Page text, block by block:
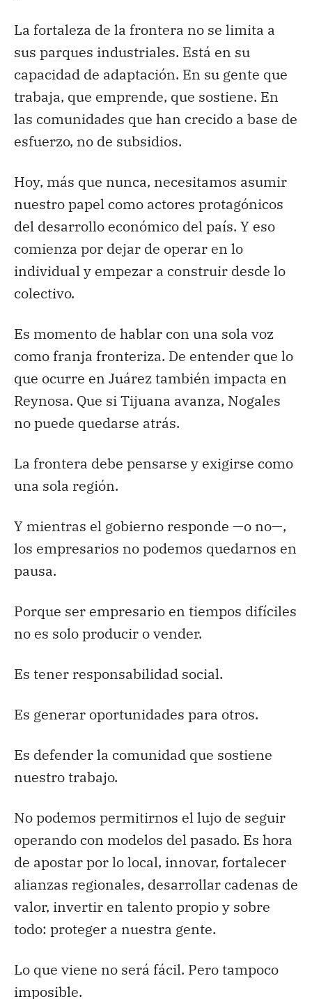
La fortaleza de la frontera no se limita a
sus parques industriales. Está en su
capacidad de adaptación. En su gente que
trabaja, que emprende, que sostiene. En
las comunidades que han crecido a base de
esfuerzo, no de subsidios.
Hoy, más que nunca, necesitamos asumir
nuestro papel como actores protagónicos
del desarrollo económico del país. Y eso
comienza por dejar de operar en lo
individual y empezar a construir desde lo
colectivo.
Es momento de hablar con una sola voz
como franja fronteriza. De entender que lo
que ocurre en Juárez también impacta en
Reynosa. Que si Tijuana avanza, Nogales
no puede quedarse atrás.
La frontera debe pensarse y exigirse como
una sola región.
Y mientras el gobierno responde —o no—,
los empresarios no podemos quedarnos en
pausa.
Porque ser empresario en tiempos difíciles
no es solo producir o vender.
Es tener responsabilidad social.
Es generar oportunidades para otros.
Es defender la comunidad que sostiene
nuestro trabajo.
No podemos permitirnos el lujo de seguir
operando con modelos del pasado. Es hora
de apostar por lo local, innovar, fortalecer
alianzas regionales, desarrollar cadenas de
valor, invertir en talento propio y sobre
todo: proteger a nuestra gente.
Lo que viene no será fácil. Pero tampoco
imposible.